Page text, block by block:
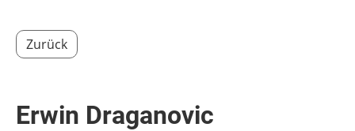
Zurück
Erwin Draganovic